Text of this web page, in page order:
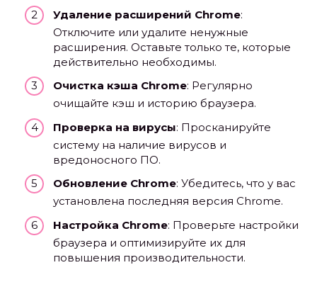
Удаление расширений Chrome:
Отключите или удалите ненужные
расширения. Оставьте только те, которые
действительно необходимы.
Очистка кэша Chrome: Регулярно
очищайте кэш и историю браузера.
Проверка на вирусы: Просканируйте
систему на наличие вирусов и
вредоносного ПО.
Обновление Chrome: Убедитесь, что у вас
установлена последняя версия Chrome.
Настройка Chrome: Проверьте настройки
браузера и оптимизируйте их для
повышения производительности.